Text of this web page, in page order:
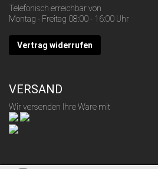
Telefonisch erreichbar von
Montag - Freitag 08:00 - 16:00 Uhr
Vertrag widerrufen
VERSAND
Wir versenden Ihre Ware mit